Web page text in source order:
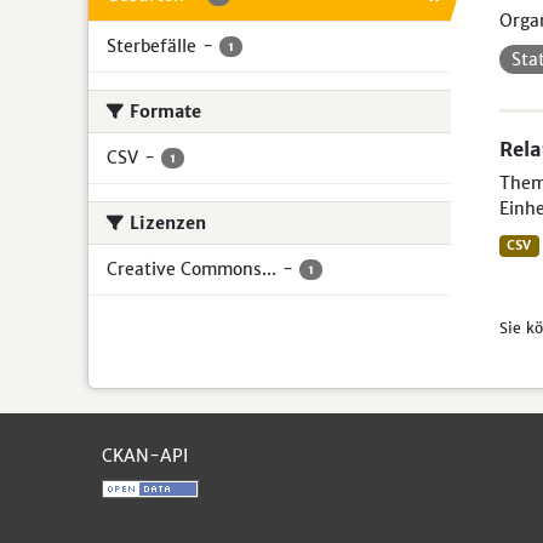
Sterbefälle - 1
Formate
CSV - 1
Lizenzen
Creative Commons... - 1
CSV
Sie
CKAN-API